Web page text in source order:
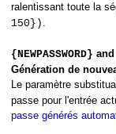
ralentissant toute la
150}) .
{NEWPASSWORD} and
Génération de
Le paramètre
passe pour l'entrée
passe générés